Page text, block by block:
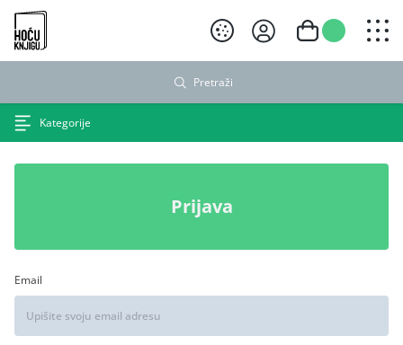
Hoću knjigu crni logo
Pretraži
Kategorije
Prijava
Email